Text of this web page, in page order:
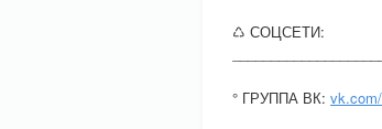
♺ СОЦСЕТИ:
° ГРУППА ВК: